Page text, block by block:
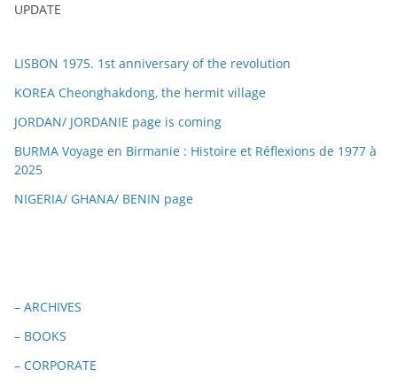
UPDATE
LISBON 1975. 1st anniversary of the revolution
KOREA Cheonghakdong, the hermit village
JORDAN/ JORDANIE page is coming
BURMA Voyage en Birmanie : Histoire et Réflexions de 1977 à
2025
NIGERIA/ GHANA/ BENIN page
– ARCHIVES
– BOOKS
– CORPORATE